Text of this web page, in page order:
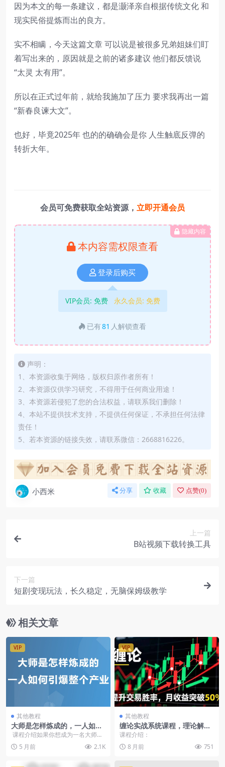
因为本文的每一条建议，都是灏泽亲自根据传统文化 和
现实民俗提炼而出的良方。
实不相瞒，今天这篇文章 可以说是被很多兄弟姐妹们盯
着写出来的，原因就是之前的诸多建议 他们都反馈说
“太灵 太有用”。
所以在正式过年前，就给我施加了压力 要求我再出一篇
“新春良谏大文”。
也好，毕竟2025年 也的的确确会是你 人生触底反弹的
转折大年。
会员可免费获取全站资源， 立即开通会员
隐藏内容
本内容需权限查看
登录后购买
VIP会员: 免费 永久会员: 免费
已有81 人解锁查看
声明：
1、本资源收集于网络，版权归原作者所有！
2、本资源仅供学习研究，不得用于任何商业用途！
3、本资源若侵犯了您的合法权益，请联系我们删除！
4、本站不提供技术支持，不提供任何保证，不承担任何法律
责任！
5、若本资源的链接失效，请联系微信：2668816226。
小西米 分享 收藏 点赞(0)
上一篇
B站视频下载转换工具
下一篇
短剧变现玩法，长久稳定，无脑保姆级教学
相关文章
VIP
其他教程
大师是怎样炼成的，一人如何
引爆整个产业（PDF教程）
课程介绍如果你想成为一名大师，
奠定行业一流地位如果你想在企业
内部建立...
5 月前 2.1K
VIP
其他教程
缠论实战系统课程，理论解析
+行情分解+买卖点捕捉，提升
交易胜率，月收益突破50%
课程介绍：
8 月前
751